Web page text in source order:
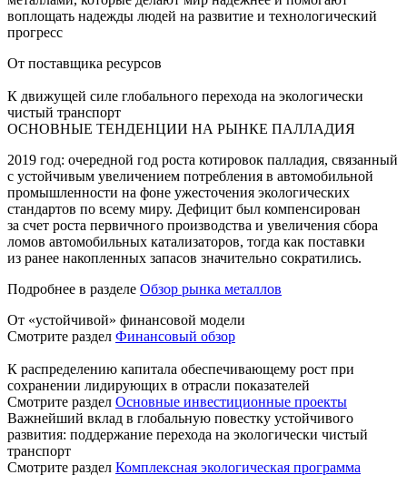
воплощать надежды людей на развитие и технологический
прогресс
От поставщика ресурсов
К движущей силе глобального перехода на экологически
чистый транспорт
ОСНОВНЫЕ ТЕНДЕНЦИИ НА РЫНКЕ ПАЛЛАДИЯ
2019 год: очередной год роста котировок палладия, связанный
с устойчивым увеличением потребления в автомобильной
промышленности на фоне ужесточения экологических
стандартов по всему миру. Дефицит был компенсирован
за счет роста первичного производства и увеличения сбора
ломов автомобильных катализаторов, тогда как поставки
из ранее накопленных запасов значительно сократились.
Подробнее в разделе Обзор рынка металлов
От «устойчивой» финансовой модели
Смотрите раздел Финансовый обзор
К распределению капитала обеспечивающему рост при
сохранении лидирующих в отрасли показателей
Смотрите раздел Основные инвестиционные проекты
Важнейший вклад в глобальную повестку устойчивого
развития: поддержание перехода на экологически чистый
транспорт
Смотрите раздел Комплексная экологическая программа